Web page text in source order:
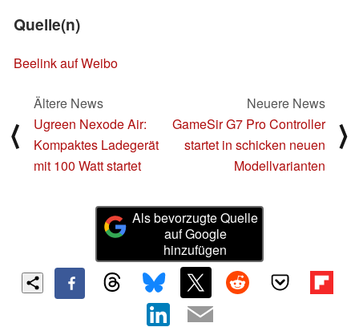
Quelle(n)
Beelink auf Weibo
⟨
Ältere News
Ugreen Nexode Air:
Kompaktes Ladegerät
mit 100 Watt startet
Neuere News
GameSir G7 Pro Controller
startet in schicken neuen
Modellvarianten
⟩
Als bevorzugte Quelle
auf Google
hinzufügen